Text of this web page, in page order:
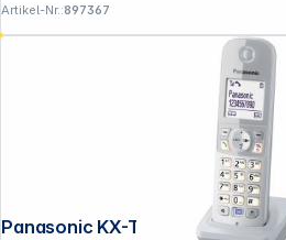
Artikel-Nr.:897367
Panasonic KX-